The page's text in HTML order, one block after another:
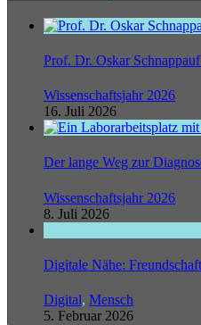
Prof. Dr. Oskar
Wissenschaftsjahr 2026
16. Juli 2026
Der lange Weg zur
Wissenschaftsjahr 2026
8. Juli 2026
Digitale Nähe:
Digital, Mensch
5. Februar 2026